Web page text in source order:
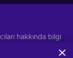
Daha fazla bilgi için
hakkında bilgi
ve diğer